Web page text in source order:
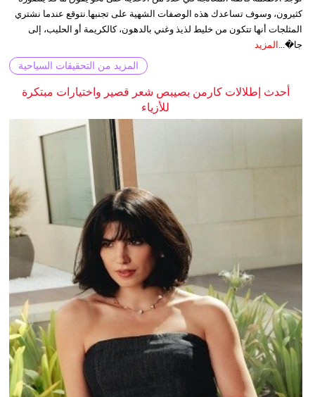
كثيرون، وسوف تساعدك هذه الوصفات الشهية على تجنبها.نتوقع عندما نشتري
المثلجات أنها تتكون من خليط لذيذ وغني بالدهون، كالكريمة أو الحليب، إلى
جا�...
المزيد
المزيد من التحقيقات السياحية
أحدث إطلالات كارمن بصيبص شعر قصير واختيارات مبتكرة
للأزياء